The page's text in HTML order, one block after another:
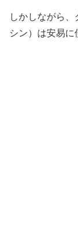
しかしながら
シン）は安易に